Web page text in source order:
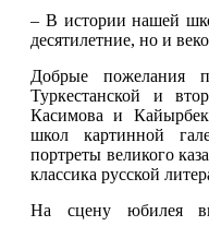
– В истории нашей
десятилетние, но и
Добрые пожелания
Туркестанской и
Касимова и
школ картинной
портреты великого
классика русской
На сцену юбилея